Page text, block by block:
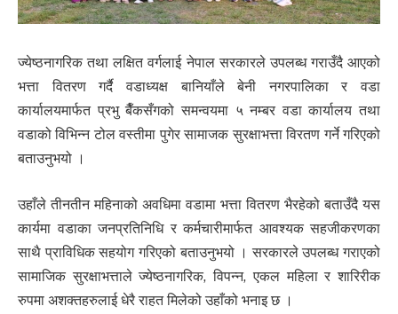
ज्येष्ठनागरिक तथा लक्षित वर्गलाई नेपाल सरकारले उपलब्ध गराउँदै आएको
भत्ता वितरण गर्दै वडाध्यक्ष बानियाँले बेनी नगरपालिका र वडा
कार्यालयमार्फत प्रभु बैँकसँगको समन्वयमा ५ नम्बर वडा कार्यालय तथा
वडाको विभिन्न टोल वस्तीमा पुगेर सामाजक सुरक्षाभत्ता विरतण गर्ने गरिएको
बताउनुभयो ।
उहाँले तीनतीन महिनाको अवधिमा वडामा भत्ता वितरण भैरहेको बताउँदै यस
कार्यमा वडाका जनप्रतिनिधि र कर्मचारीमार्फत आवश्यक सहजीकरणका
साथै प्राविधिक सहयोग गरिएको बताउनुभयो । सरकारले उपलब्ध गराएको
सामाजिक सुरक्षाभत्ताले ज्येष्ठनागरिक, विपन्न, एकल महिला र शारिरीक
रुपमा अशक्तहरुलाई धेरै राहत मिलेको उहाँको भनाइ छ ।